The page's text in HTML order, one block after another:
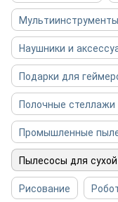
Мультиинструменты
Наушники и
Подарки для
Полочные стеллажи
Промышленные
Пылесосы для
Рисование